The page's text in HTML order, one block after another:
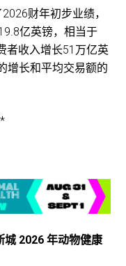
财年初步业绩，
亿英镑，相当于
者收入增长51万亿英
增长和平均交易额的
城 2026 年动物健康